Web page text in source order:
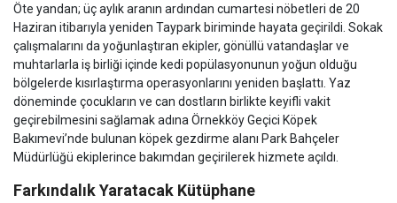
Öte yandan; üç aylık aranın ardından cumartesi nöbetleri de 20
Haziran itibarıyla yeniden Taypark biriminde hayata geçirildi. Sokak
çalışmalarını da yoğunlaştıran ekipler, gönüllü vatandaşlar ve
muhtarlarla iş birliği içinde kedi popülasyonunun yoğun olduğu
bölgelerde kısırlaştırma operasyonlarını yeniden başlattı. Yaz
döneminde çocukların ve can dostların birlikte keyifli vakit
geçirebilmesini sağlamak adına Örnekköy Geçici Köpek
Bakımevi’nde bulunan köpek gezdirme alanı Park Bahçeler
Müdürlüğü ekiplerince bakımdan geçirilerek hizmete açıldı.
Farkındalık Yaratacak Kütüphane